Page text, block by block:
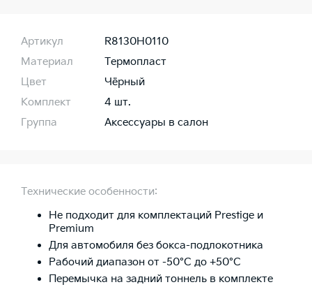
Артикул
R8130H0110
Материал
Термопласт
Цвет
Чёрный
Комплект
4 шт.
Группа
Аксессуары в салон
Технические особенности:
Не подходит для комплектаций Prestige и
Premium
Для автомобиля без бокса-подлокотника
Рабочий диапазон от -50°C до +50°C
Перемычка на задний тоннель в комплекте